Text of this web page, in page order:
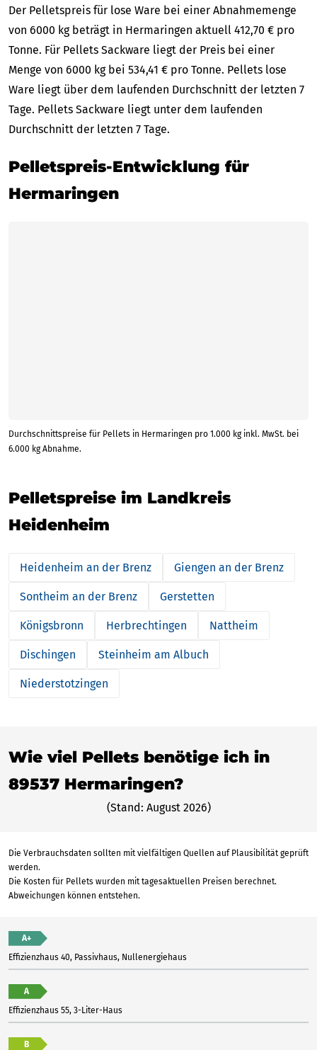
Der Pelletspreis für lose Ware bei einer Abnahmemenge
von 6000 kg beträgt in Hermaringen aktuell 412,70 € pro
Tonne. Für Pellets Sackware liegt der Preis bei einer
Menge von 6000 kg bei 534,41 € pro Tonne. Pellets lose
Ware liegt über dem laufenden Durchschnitt der letzten 7
Tage. Pellets Sackware liegt unter dem laufenden
Durchschnitt der letzten 7 Tage.
Pelletspreis-Entwicklung für
Hermaringen
Durchschnittspreise für Pellets in Hermaringen pro 1.000 kg inkl. MwSt. bei
6.000 kg Abnahme.
Pelletspreise im Landkreis
Heidenheim
Heidenheim an der Brenz Giengen an der Brenz
Sontheim an der Brenz Gerstetten
Königsbronn Herbrechtingen Nattheim
Dischingen Steinheim am Albuch
Niederstotzingen
Wie viel Pellets benötige ich in
89537 Hermaringen?
(Stand: August 2026)
Die Verbrauchsdaten sollten mit vielfältigen Quellen auf Plausibilität geprüft
werden.
Die Kosten für Pellets wurden mit tagesaktuellen Preisen berechnet.
Abweichungen können entstehen.
A+
Effizienzhaus 40, Passivhaus, Nullenergiehaus
A
Effizienzhaus 55, 3-Liter-Haus
B